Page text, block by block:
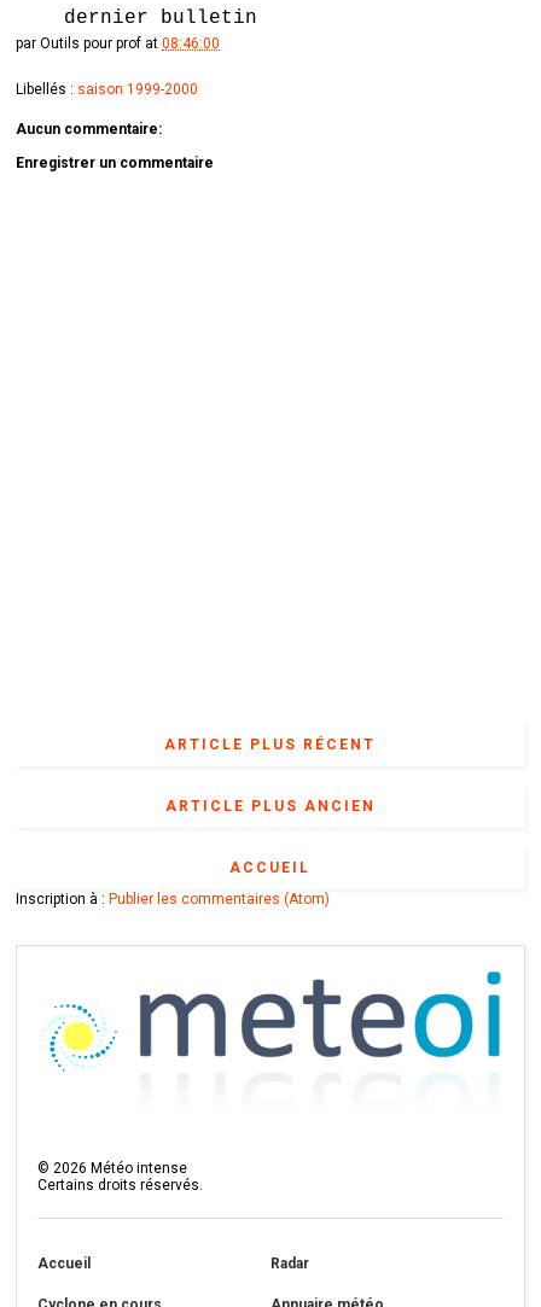
dernier bulletin
parOutils pour prof at08:46:00
Libellés : saison 1999-2000
Aucun commentaire:
Enregistrer un commentaire
ARTICLE PLUS RÉCENT
ARTICLE PLUS ANCIEN
ACCUEIL
Inscription à : Publier les commentaires (Atom)
©2026 Météo intense
Certains droits réservés.
Accueil Radar